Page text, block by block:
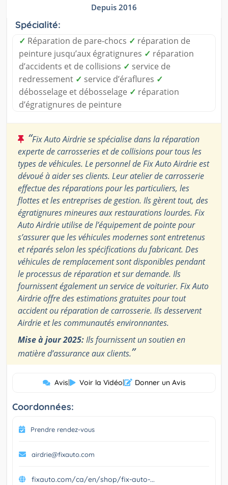
Depuis 2016
Spécialité:
✓ Réparation de pare-chocs ✓ réparation de
peinture jusqu’aux égratignures ✓ réparation
d’accidents et de collisions ✓ service de
redressement ✓ service d’éraflures ✓
débosselage et débosselage ✓ réparation
d’égratignures de peinture
“Fix Auto Airdrie se spécialise dans la réparation
experte de carrosseries et de collisions pour tous les
types de véhicules. Le personnel de Fix Auto Airdrie est
dévoué à aider ses clients. Leur atelier de carrosserie
effectue des réparations pour les particuliers, les
flottes et les entreprises de gestion. Ils gèrent tout, des
égratignures mineures aux restaurations lourdes. Fix
Auto Airdrie utilise de l’équipement de pointe pour
s’assurer que les véhicules modernes sont entretenus
et réparés selon les spécifications du fabricant. Des
véhicules de remplacement sont disponibles pendant
le processus de réparation et sur demande. Ils
fournissent également un service de voiturier. Fix Auto
Airdrie offre des estimations gratuites pour tout
accident ou réparation de carrosserie. Ils desservent
Airdrie et les communautés environnantes.
Mise à jour 2025:Ils fournissent un soutien en
matière d’assurance aux clients.”
Avis| Voir la Vidéo| Donner un Avis
Coordonnées:
Prendre rendez-vous
airdrie@fixauto.com
fixauto.com/ca/en/shop/fix-auto-...